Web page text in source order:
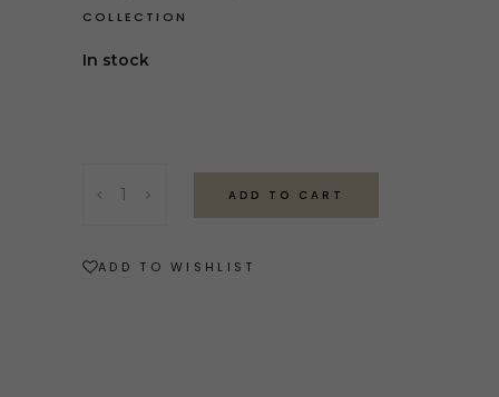
COLLECTION
In stock
ADD TO CART
ADD TO WISHLIST